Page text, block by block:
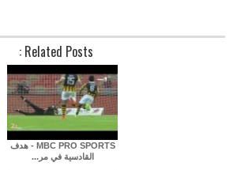
Related Posts :
MBC PRO SPORTS - هدف
القادسية في مر...